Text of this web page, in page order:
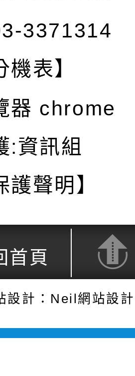
3371314
機表】
器 chrome
:資訊組
護聲明】
首頁
設計：Neil網站設